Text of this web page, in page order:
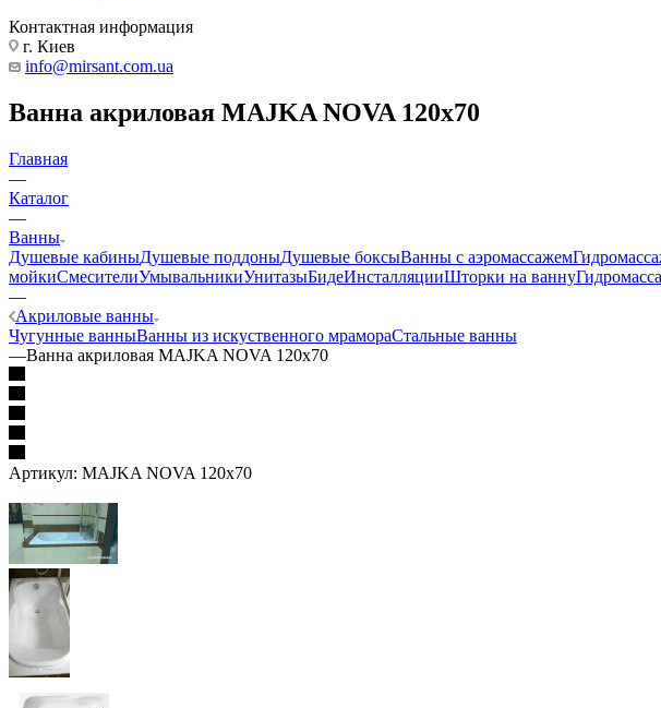
Контактная информация
г. Киев
info@mirsant.com.ua
Ванна акриловая MAJKA NOVA 120x70
Главная
—
Каталог
—
Ванны
Душевые кабиныДушевые поддоныДушевые боксыВанны с аэромассажем
мойкиСмесителиУмывальникиУнитазыБидеИнсталляцииШторки на ванну
—
Акриловые ванны
Чугунные ванныВанны из искуственного мрамораСтальные ванны
—Ванна акриловая MAJKA NOVA 120x70
Артикул: MAJKA NOVA 120x70